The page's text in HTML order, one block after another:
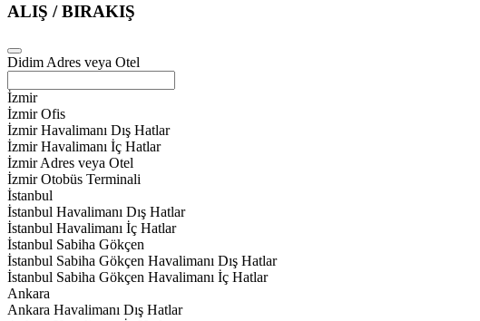
ALIŞ / BIRAKIŞ
Didim Adres veya Otel
İzmir
İzmir Ofis
İzmir Havalimanı Dış Hatlar
İzmir Havalimanı İç Hatlar
İzmir Adres veya Otel
İzmir Otobüs Terminali
İstanbul
İstanbul Havalimanı Dış Hatlar
İstanbul Havalimanı İç Hatlar
İstanbul Sabiha Gökçen
İstanbul Sabiha Gökçen Havalimanı Dış Hatlar
İstanbul Sabiha Gökçen Havalimanı İç Hatlar
Ankara
Ankara Havalimanı Dış Hatlar